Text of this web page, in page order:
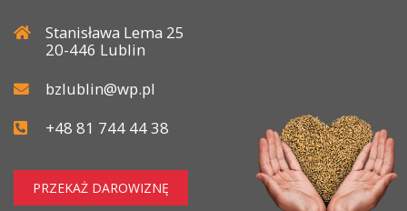
Stanisława Lema 25
20-446 Lublin
bzlublin@wp.pl
+48 81 744 44 38
PRZEKAŻ DAROWIZNĘ